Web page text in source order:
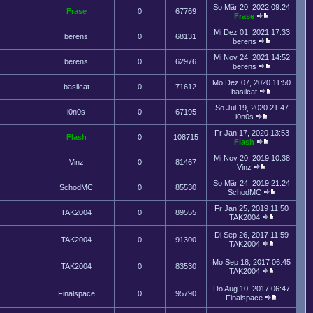
Frase 0 67769
So Mär 20, 2022 09:24
Frase
berens 0 68131
Mi Dez 01, 2021 17:33
berens
berens 0 62976
Mi Nov 24, 2021 14:52
berens
basilcat 0 71612
Mo Dez 07, 2020 11:50
basilcat
i0n0s 0 67195
So Jul 19, 2020 21:47
i0n0s
Flash 0 108715
Fr Jan 17, 2020 13:53
Flash
Vinz 0 81467
Mi Nov 20, 2019 10:38
Vinz
SchodMC 0 85530
So Mär 24, 2019 21:24
SchodMC
TAK2004 0 89555
Fr Jan 25, 2019 11:50
TAK2004
TAK2004 0 91300
Di Sep 26, 2017 11:59
TAK2004
TAK2004 0 83530
Mo Sep 18, 2017 06:45
TAK2004
Finalspace 0 95790
Do Aug 10, 2017 06:47
Finalspace